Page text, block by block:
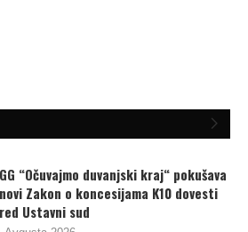
“Očuvajmo duvanjski kraj“ pokušava
Zakon o koncesijama K10 dovesti
Ustavni sud